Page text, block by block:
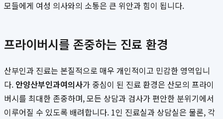
모들에게 여성 의사와의 소통은 큰 위안과 힘이 됩니다.
프라이버시를 존중하는 진료 환경
산부인과 진료는 본질적으로 매우 개인적이고 민감한 영역입니
다. 안양산부인과여의사가 중심이 된 진료 환경은 산모의 프라이
버시를 최대한 존중하며, 모든 상담과 검사가 편안한 분위기에서
이루어질 수 있도록 배려합니다. 1인 진료실과 상담실은 물론, 각